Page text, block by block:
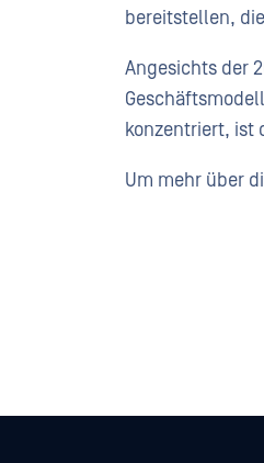
bereitstellen,
Angesichts der
konzentriert, ist
Um mehr über